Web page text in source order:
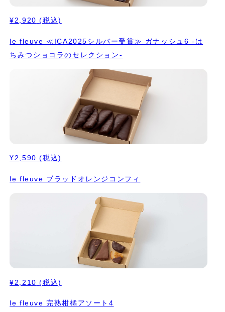
¥2,920 (税込)
le fleuve ≪ICA2025シルバー受賞≫ ガナッシュ6 -は
ちみつショコラのセレクション-
¥2,590 (税込)
le fleuve ブラッドオレンジコンフィ
¥2,210 (税込)
le fleuve 完熟柑橘アソート4